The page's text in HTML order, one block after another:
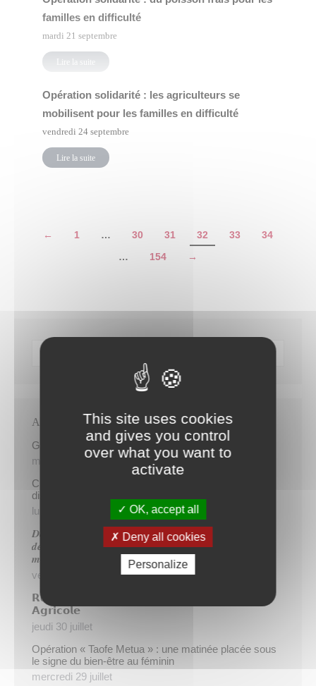
familles en difficulté
mardi 21 septembre
Lire la suite
Opération solidarité : les agriculteurs se
mobilisent pour les familles en difficulté
vendredi 24 septembre
Lire la suite
← 1 … 30 31 32 33
34
…
154 →
Articles récents
Gratuité du parking de l’HDV le dimanche matin
mercredi 5 août
Cinq demandeurs d’emploi de Papeete intègrent le
dispositif TIATURI AMO
lundi 3 août
𝑫𝒆𝒖𝒙 𝒔𝒂𝒑𝒆𝒖𝒓𝒔-𝒑𝒐𝒎𝒑𝒊𝒆𝒓𝒔 𝒅𝒆 𝑷𝒂𝒑𝒆𝒆𝒕𝒆 𝒂𝒖𝒙 𝒄𝒐̂𝒕𝒆́𝒔 𝒅𝒖
𝒅𝒆́𝒕𝒂𝒄𝒉𝒆𝒎𝒆𝒏𝒕 𝒑𝒐𝒍𝒚𝒏𝒆́𝒔𝒊𝒆𝒏 𝒆𝒏 𝒓𝒆𝒏𝒇𝒐𝒓𝒕 𝒅𝒆𝒔 𝒆́𝒒𝒖𝒊𝒑𝒆𝒔
𝒎𝒐𝒃𝒊𝒍𝒊𝒔𝒆́𝒆𝒔 𝒅𝒂𝒏𝒔 𝒍’𝑯𝒆𝒙𝒂𝒈𝒐𝒏𝒆
vendredi 31 juillet
𝗥é𝘂𝗻𝗶𝗼𝗻 𝗱’𝗶𝗻𝗳𝗼𝗿𝗺𝗮𝘁𝗶𝗼𝗻 𝘀𝘂𝗿 𝗹𝗮 𝗳𝗶𝗹𝗶è𝗿𝗲
𝗔𝗴𝗿𝗶𝗰𝗼𝗹𝗲
jeudi 30 juillet
Opération « Taofe Metua » : une matinée placée sous
le signe du bien-être au féminin
mercredi 29 juillet
This site uses cookies
and gives you control
over what you want to
activate
OK, accept all
Deny all cookies
Personalize